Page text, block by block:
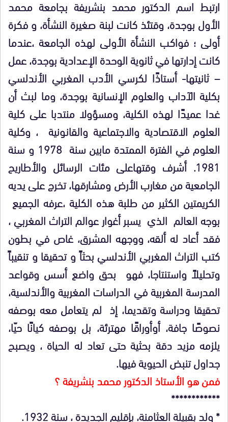
ارتبط اسم الدكتور محمد بنشريفة بجامعة محمد
الأول بوجدة، وقتئذ كانت لبنة صغيرة النشأة، و فكرة
أولى ؛ فواكب النشأة الأولى لهذه الجامعة ،عندما
كانت إدارتها في ثانوية الوحدة الإعدادية بوجدة، عمل
– ثانيتها- أستاذًا لكرسي الأدب المغربي الأندلسي
بكلية الآداب والعلوم الإنسانية بوجدة، وما لبث أن
غدا عميدًا لهذه الكلية، ومسؤولا منتدبا على كلية
العلوم الاقتصادية والاجتماعية والقانونية ، وكلية
العلوم في الفترة الممتدة مابين سنة 1978 و سنة
1981. أشرف وقتهاعلى مئات الرسائل والأطاريح
الجامعية من مغارب الأرض ومشارقها، تخرج على يديه
الكريمتين الكثير من طلبة هذه الكلية ،عرفه الجميع
بوجه العالم الذي يسبر أغوار عوالم التراث المغربي ،
فقد أعاد له ألقه، ووجهه المشرق، غاص في بطون
كتب التراث المغربي الأندلسي بحثاً و تحقيقا و تنقيباً
وتحليلاً واستنتاجا، فهو بحق واضع أسس وقواعد
المدرسة المغربية في الدراسات المغربية والأندلسية،
تحقيقا ودراسة وتقديما، إذ لم يتعامل معه بوصفه
نصوصًا جافة، أوأوراقًا مهترئة، بل بوصفه كيانًا حيّا،
يلزمه مزيد دقة بحثية حتى تعاد له الحياة ، ويصبح
جداول تنبض الحيوية فيها.
فمن هو الأستاذ الدكتور محمد بنشريفة ؟
************
* ولد بقبيلة العثامنة، بإقليم الجديدة ، سنة 1932.